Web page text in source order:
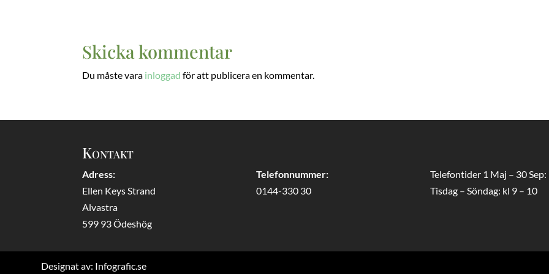
Skicka kommentar
Du måste vara inloggad för att publicera en kommentar.
Kontakt
Adress:
Ellen Keys Strand
Alvastra
599 93 Ödeshög
Telefonnummer:
0144-330 30
Telefontider 1 Maj – 30 Sep:
Tisdag – Söndag: kl 9 – 10
Designat av: Infografic.se